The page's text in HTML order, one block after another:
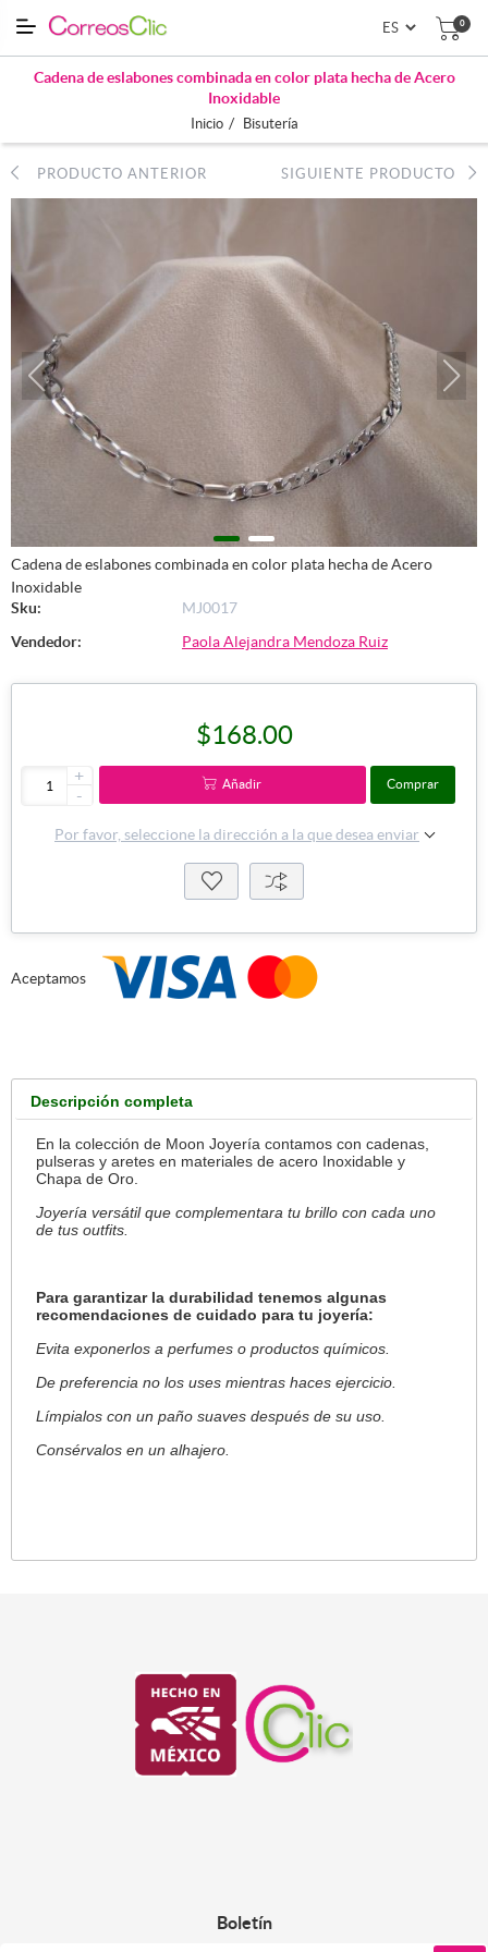
0
Cadena de eslabones combinada en color plata hecha de Acero
Inoxidable
Inicio / Bisutería
PRODUCTO ANTERIOR SIGUIENTE PRODUCTO
Cadena de eslabones combinada en color plata hecha de Acero
Inoxidable
Sku:
MJ0017
Vendedor:
Paola Alejandra Mendoza Ruiz
$168.00
+
-
Añadir Comprar
Por favor, seleccione la dirección a la que desea enviar
Aceptamos
Descripción completa
En la colección de Moon Joyería contamos con cadenas,
pulseras y aretes en materiales de acero Inoxidable y
Chapa de Oro.
Joyería versátil que complementara tu brillo con cada uno
de tus outfits.
Para garantizar la durabilidad tenemos algunas
recomendaciones de cuidado para tu joyería:
Evita exponerlos a perfumes o productos químicos.
De preferencia no los uses mientras haces ejercicio.
Límpialos con un paño suaves después de su uso.
Consérvalos en un alhajero.
Boletín